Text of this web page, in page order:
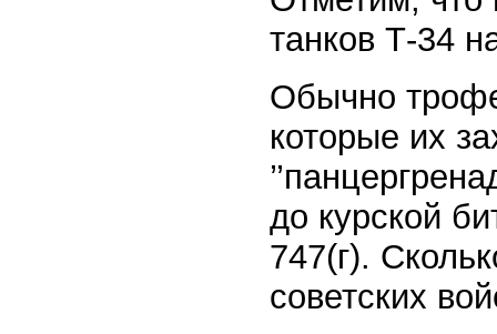
танков Т-34
Обычно
которые их
до курской
747(г).
советских